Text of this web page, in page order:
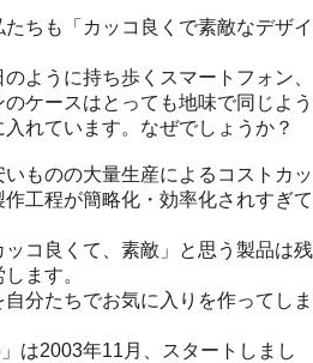
ちも「カッコ良くで素敵なデザイ
ように持ち歩くスマートフォン、
ケースはとっても地味で同じよう
れています。なぜでしょうか？
ものの大量生産によるコストカッ
作工程が簡略化・効率化されすぎて
コ良くて、素敵」と思う製品は残
ます。
自分たちでお気に入りを作ってしま
は2003年11月、スタートしまし